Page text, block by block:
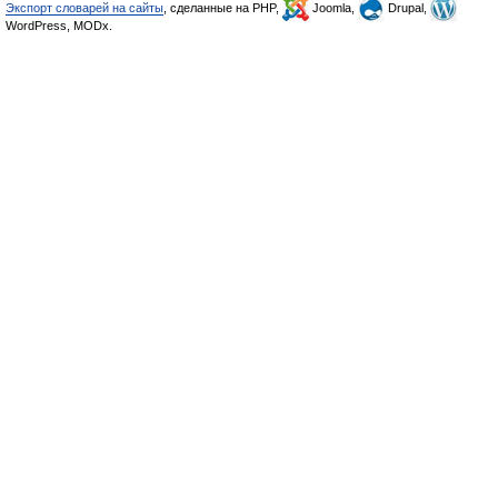
Экспорт словарей на сайты , сделанные на PHP, Joomla,
Drupal,
WordPress, MODx.